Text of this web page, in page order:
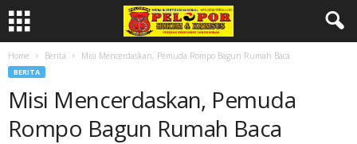
Home Berita Misi Mencerdaskan, Pemuda Rompo Bagun Rumah Baca
BERITA
Misi Mencerdaskan, Pemuda
Rompo Bagun Rumah Baca